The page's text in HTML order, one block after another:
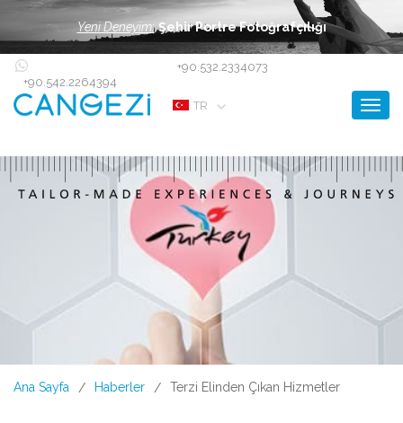
Yeni Deneyim: Şehir Portre Fotoğrafçılığı
+90.542.2264394
+90.532.2334073
TR
Ana Sayfa / Haberler / Terzi Elinden Çıkan Hizmetler